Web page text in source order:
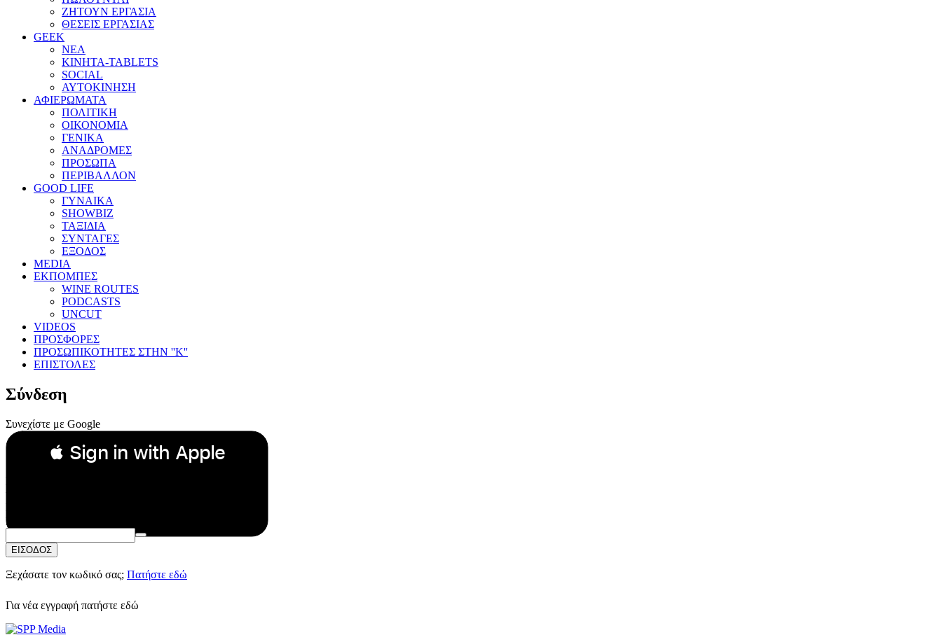
ΖΗΤΟΥΝ ΕΡΓΑΣΙΑ
ΘΕΣΕΙΣ ΕΡΓΑΣΙΑΣ
GEEK
ΝΕΑ
ΚΙΝΗΤΑ-TABLETS
SOCIAL
ΑΥΤΟΚΙΝΗΣΗ
ΑΦΙΕΡΩΜΑΤΑ
ΠΟΛΙΤΙΚΗ
ΟΙΚΟΝΟΜΙΑ
ΓΕΝΙΚΑ
ΑΝΑΔΡΟΜΕΣ
ΠΡΟΣΩΠΑ
ΠΕΡΙΒΑΛΛΟΝ
GOOD LIFE
ΓΥΝΑΙΚΑ
SHOWBIZ
ΤΑΞΙΔΙΑ
ΣΥΝΤΑΓΕΣ
ΕΞΟΔΟΣ
MEDIA
ΕΚΠΟΜΠΕΣ
WINE ROUTES
PODCASTS
UNCUT
VIDEOS
ΠΡΟΣΦΟΡΕΣ
ΠΡΟΣΩΠΙΚΟΤΗΤΕΣ ΣΤΗΝ ''Κ''
ΕΠΙΣΤΟΛΕΣ
Σύνδεση
Συνεχίστε με Google
 Sign in with Apple
Συνεχίστε με Apple
ή
Email:
Κωδικός Πρόσβασης:
ΕΙΣΟΔΟΣ
Ξεχάσατε τον κωδικό σας; Πατήστε εδώ
Για νέα εγγραφή πατήστε εδώ